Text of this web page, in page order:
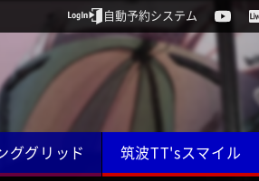
自動予約システム
ググリッド 筑波TT'sスマイル